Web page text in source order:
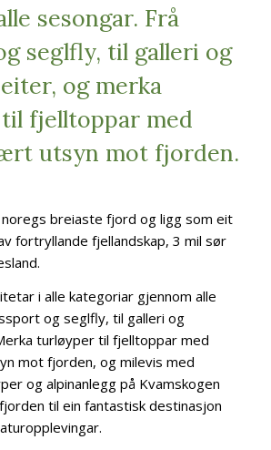
sesongar. Frå
seglfly, til galleri og
og merka
fjelltoppar med
utsyn mot fjorden.
breiaste fjord og ligg som eit
fortryllande fjellandskap, 3 mil sør
i alle kategoriar gjennom alle
og seglfly, til galleri og
turløyper til fjelltoppar med
mot fjorden, og milevis med
og alpinanlegg på Kvamskogen
til ein fantastisk destinasjon